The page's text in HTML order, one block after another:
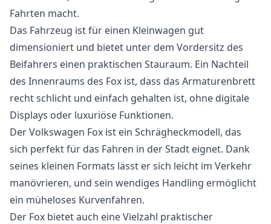
Fahrten macht.
Das Fahrzeug ist für einen Kleinwagen gut
dimensioniert und bietet unter dem Vordersitz des
Beifahrers einen praktischen Stauraum. Ein Nachteil
des Innenraums des Fox ist, dass das Armaturenbrett
recht schlicht und einfach gehalten ist, ohne digitale
Displays oder luxuriöse Funktionen.
Der Volkswagen Fox ist ein Schrägheckmodell, das
sich perfekt für das Fahren in der Stadt eignet. Dank
seines kleinen Formats lässt er sich leicht im Verkehr
manövrieren, und sein wendiges Handling ermöglicht
ein müheloses Kurvenfahren.
Der Fox bietet auch eine Vielzahl praktischer